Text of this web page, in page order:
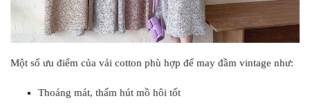
Một số ưu điểm của vải cotton phù hợp để may đầm vintage như:
Thoáng mát, thấm hút mồ hôi tốt